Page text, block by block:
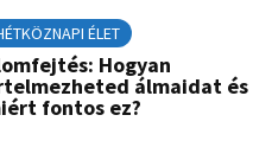
ÉLET
Hogyan
álmaidat és
fontos ez?